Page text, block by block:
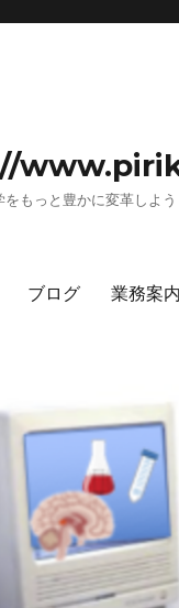
もっと豊かに変革しよう
ブログ 業務案内